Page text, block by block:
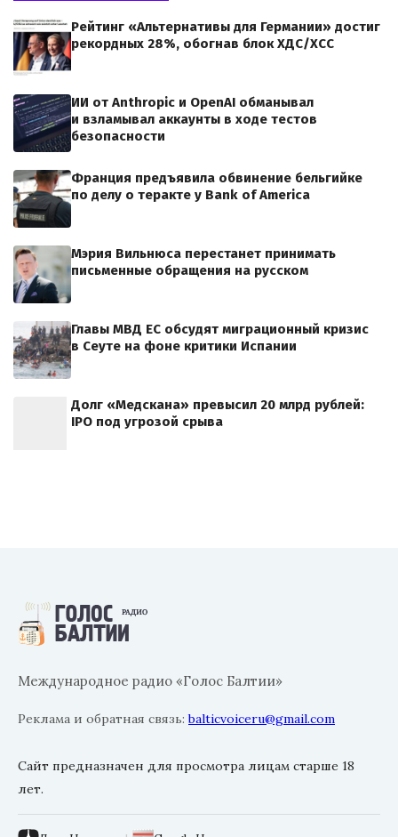
Рейтинг «Альтернативы для Германии» достиг
рекордных 28%, обогнав блок ХДС/ХСС
ИИ от Anthropic и OpenAI обманывал
и взламывал аккаунты в ходе тестов
безопасности
Франция предъявила обвинение бельгийке
по делу о теракте у Bank of America
Мэрия Вильнюса перестанет принимать
письменные обращения на русском
Главы МВД ЕС обсудят миграционный кризис
в Сеуте на фоне критики Испании
Долг «Медскана» превысил 20 млрд рублей:
IPO под угрозой срыва
Международное радио «Голос Балтии»
Реклама и обратная связь:balticvoiceru@gmail.com
Сайт предназначен для просмотра лицам старше 18
лет.